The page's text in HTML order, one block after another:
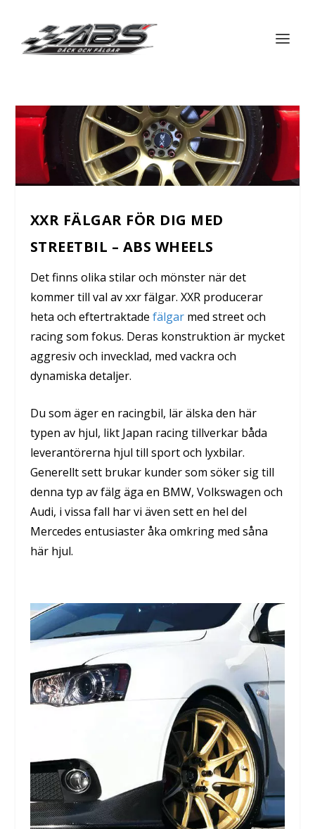
XXR FÄLGAR FÖR DIG MED
STREETBIL – ABS WHEELS
Det finns olika stilar och mönster när det
kommer till val av xxr fälgar. XXR producerar
heta och eftertraktade fälgarmed street och
racing som fokus. Deras konstruktion är mycket
aggresiv och invecklad, med vackra och
dynamiska detaljer.
Du som äger en racingbil, lär älska den här
typen av hjul, likt Japan racing tillverkar båda
leverantörerna hjul till sport och lyxbilar.
Generellt sett brukar kunder som söker sig till
denna typ av fälg äga en BMW, Volkswagen och
Audi, i vissa fall har vi även sett en hel del
Mercedes entusiaster åka omkring med såna
här hjul.